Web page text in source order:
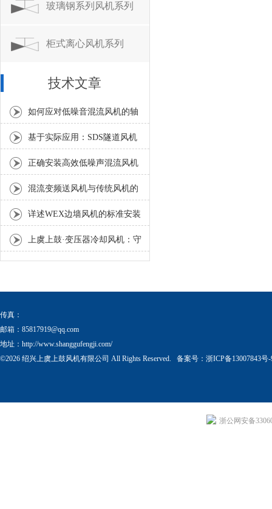
玻璃钢系列风机系列
柜式离心风机系列
技术文章
如何应对低噪音混流风机的轴
承温度异常升高？
基于实际应用：SDS隧道风机
常见问题诊断与解决策略
正确安装高效低噪声混流风机
是确保风量和噪声指标的关键
混流变频送风机与传统风机的
区别分析
详述WEX边墙风机的标准安装
流程与方法
上虞上鼓·变压器冷却风机：守
护电力设备稳定运行的散热利
传真：
邮箱： 85817919@qq.com
地址：http://www.shanggufengji.com/
©2026 绍兴上虞上鼓风机有限公司 All Rights Reserved. 备案号： 浙ICP备13007843号-
浙公网安备